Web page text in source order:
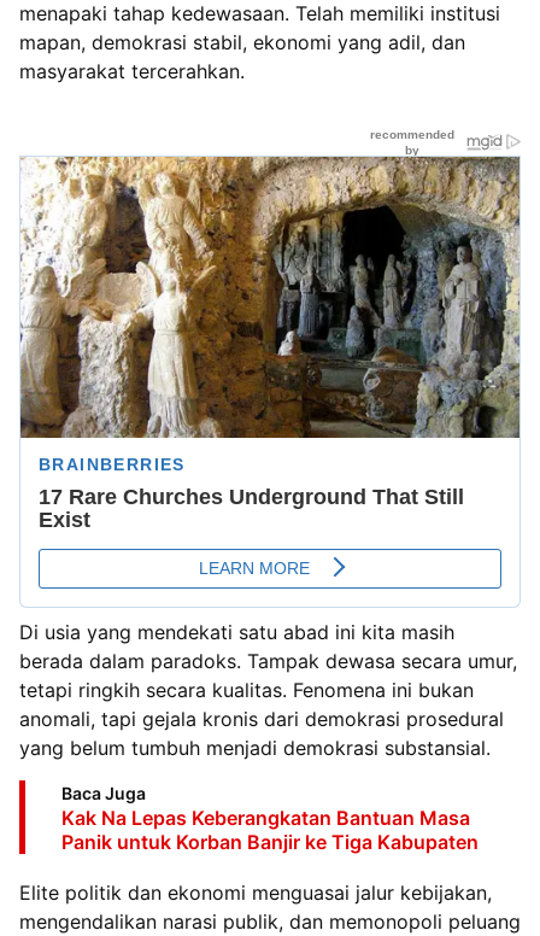
menapaki tahap kedewasaan. Telah memiliki institusi
mapan, demokrasi stabil, ekonomi yang adil, dan
masyarakat tercerahkan.
Di usia yang mendekati satu abad ini kita masih
berada dalam paradoks. Tampak dewasa secara umur,
tetapi ringkih secara kualitas. Fenomena ini bukan
anomali, tapi gejala kronis dari demokrasi prosedural
yang belum tumbuh menjadi demokrasi substansial.
Baca Juga
Kak Na Lepas Keberangkatan Bantuan Masa
Panik untuk Korban Banjir ke Tiga Kabupaten
Elite politik dan ekonomi menguasai jalur kebijakan,
mengendalikan narasi publik, dan memonopoli peluang